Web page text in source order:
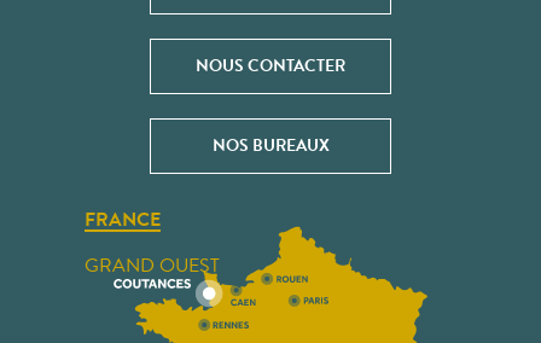
NOUS CONTACTER
NOS BUREAUX
FRANCE
GRAND OUEST